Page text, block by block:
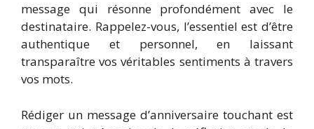
message qui résonne profondément avec le
destinataire. Rappelez-vous, l’essentiel est d’être
authentique et personnel, en laissant
transparaître vos véritables sentiments à travers
vos mots.
Rédiger un message d’anniversaire touchant est